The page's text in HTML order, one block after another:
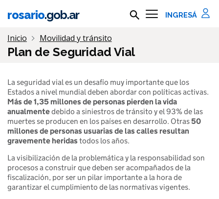
Ir al contenido principal
rosario.gob.ar Buscar en rosario.gob.ar
Información importante
Inicio Movilidad y tránsito
Plan de Seguridad Vial
La seguridad vial es un desafío muy importante que los
Estados a nivel mundial deben abordar con políticas activas.
Más de 1,35 millones de personas pierden la vida
anualmentedebido a siniestros de tránsito y el 93% de las
muertes se producen en los países en desarrollo. Otras50
millones de personas usuarias de las calles resultan
gravemente heridastodos los años.
La visibilización de la problemática y la responsabilidad son
procesos a construir que deben ser acompañados de la
fiscalización, por ser un pilar importante a la hora de
garantizar el cumplimiento de las normativas vigentes.